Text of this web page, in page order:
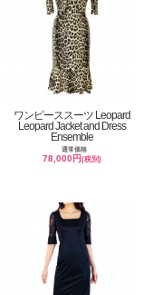
ワンピーススーツ Leopard
Leopard Jacket and Dress
Ensemble
通常価格
78,000円(税別)